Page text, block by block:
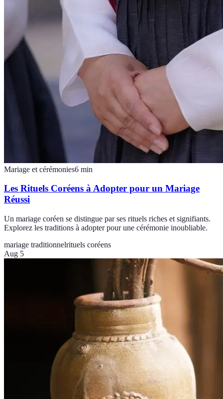
Mariage et cérémonies6 min
Les Rituels Coréens à Adopter pour un Mariage
Réussi
Un mariage coréen se distingue par ses rituels riches et signifiants.
Explorez les traditions à adopter pour une cérémonie inoubliable.
mariage traditionnelrituels coréens
Aug 5